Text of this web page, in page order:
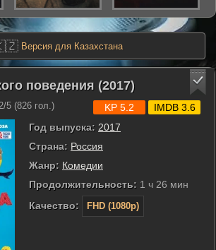
Версия для Казахстана
поведения (2017)
5 (826 гол.)
Год выпуска: 2017
Страна: Россия
Жанр: Комедии
Продолжительность: 1 ч 26 мин
Качество:
FHD (1080p)
KP 5.2 IMDB 3.6